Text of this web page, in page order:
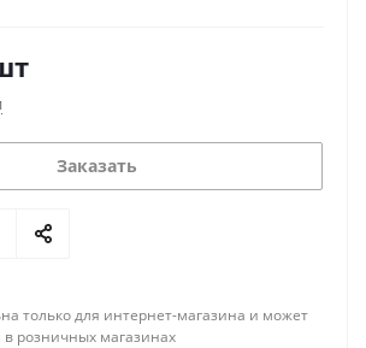
Заказать
только для интернет-магазина и может
в розничных магазинах